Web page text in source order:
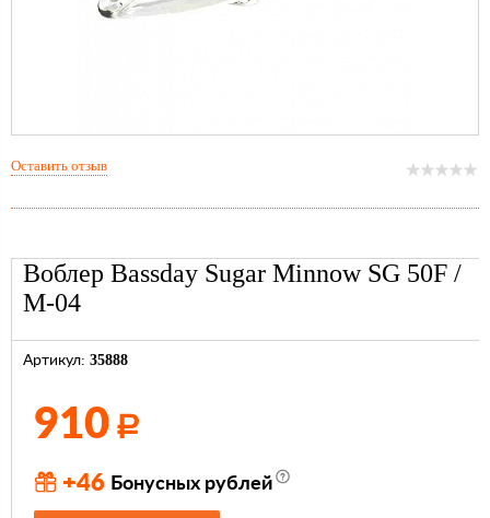
Воблер Bassday Sugar Minnow SG 50F /
M-04
Артикул: 35888
910 Р
+46 Бонусных рублей
Оставить отзыв